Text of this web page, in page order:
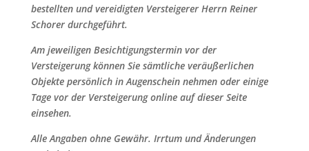
bestellten und vereidigten Versteigerer Herrn Reiner
Schorer durchgeführt.
Am jeweiligen Besichtigungstermin vor der
Versteigerung können Sie sämtliche veräußerlichen
Objekte persönlich in Augenschein nehmen oder einige
Tage vor der Versteigerung online auf dieser Seite
einsehen.
Alle Angaben ohne Gewähr. Irrtum und Änderungen